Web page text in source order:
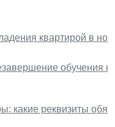
квартирой в
обучения
какие реквизиты